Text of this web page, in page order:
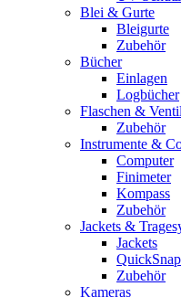
Blei & Gurte
Bleigurte
Zubehör
Bücher
Einlagen
Logbücher
Flaschen &
Zubehör
Instrumente &
Computer
Finimeter
Kompass
Zubehör
Jackets &
Jackets
Zubehör
Kameras